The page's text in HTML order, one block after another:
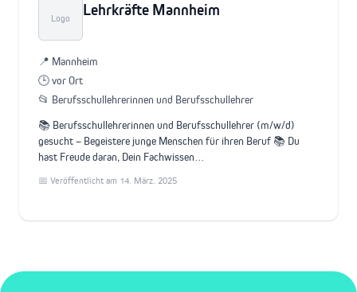
Logo Lehrkräfte Mannheim
📍 Mannheim
🕒 vor Ort
📂 Berufsschullehrerinnen und Berufsschullehrer
📚 Berufsschullehrerinnen und Berufsschullehrer (m/w/d)
gesucht – Begeistere junge Menschen für ihren Beruf 📚 Du
hast Freude daran, Dein Fachwissen…
📅 Veröffentlicht am 14. März. 2025